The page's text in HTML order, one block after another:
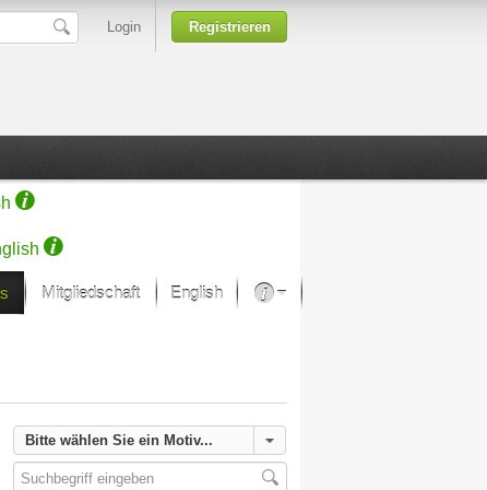
Login Registrieren
von Samsung
Mitgliedschaft English
Kunsthäuser
Bitte wählen Sie ein Motiv...